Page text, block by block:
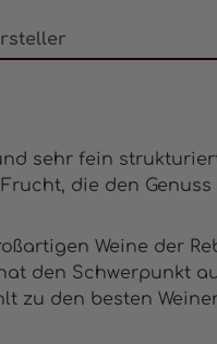
sehr fein
die den
Weine der
den Schwerpunkt
den besten